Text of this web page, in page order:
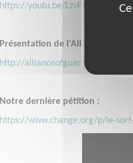
https://youtu.be/LzvFZHE-
Présentation de l'Alliance des
http://allianceofguardians.org/
Notre dernière pétition :
https://www.change.org/p/le-